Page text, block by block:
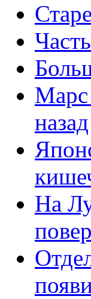
Марс
назад
На